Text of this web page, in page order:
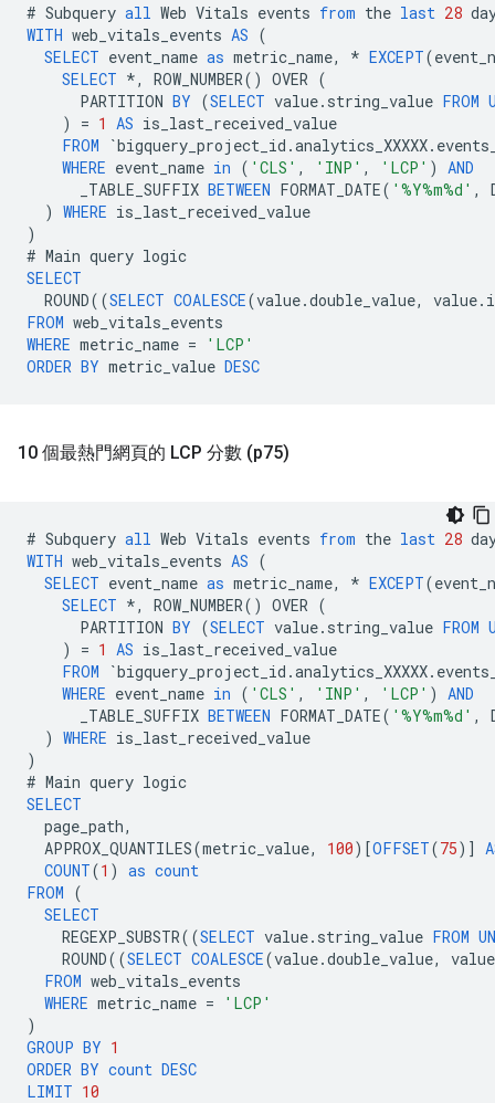
# Subquery all Web Vitals events from the last 28
WITH web_vitals_events AS (
SELECT event_name as metric_name, * EXCEPT(
SELECT *, ROW_NUMBER() OVER (
PARTITION BY (SELECT value. string_value FROM
)
= 1 AS is_last_received_value
FROM
`bigquery_project_id .analytics_XXXXX.
WHERE event_name in ( 'CLS' , 'INP' , 'LCP' )
AND
_TABLE_SUFFIX BETWEEN FORMAT_DATE( '%Y%m%d' ,
) WHERE is_last_received_value
)
# Main query logic
SELECT
ROUND((SELECT COALESCE(value.double_value, value.
FROM web_vitals_events
WHERE metric_name =
'LCP'
ORDER BY metric_value DESC
10 個最熱門網頁的 LCP 分數 (p75)
# Subquery all Web Vitals events from the last 28
WITH web_vitals_events AS (
SELECT event_name as metric_name, * EXCEPT(
SELECT *, ROW_NUMBER() OVER (
PARTITION BY (SELECT value. string_value FROM
)
= 1 AS is_last_received_value
FROM
`bigquery_project_id .analytics_XXXXX.
WHERE event_name in ( 'CLS' , 'INP' , 'LCP' )
AND
_TABLE_SUFFIX BETWEEN FORMAT_DATE( '%Y%m%d' ,
) WHERE is_last_received_value
)
# Main query logic
SELECT
page_path,
APPROX_QUANTILES(metric_value, 100)[OFFSET(75)]
COUNT(1 ) as count
FROM (
SELECT
REGEXP_SUBSTR((SELECT value. string_value FROM
ROUND((SELECT COALESCE(value.double_value,
value
FROM web_vitals_events
WHERE metric_name =
'LCP'
)
GROUP BY 1
ORDER BY count DESC
LIMIT 10